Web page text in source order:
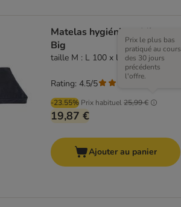
Matelas hygiénique Mister
Big
taille M : L 100 x l 70 x H 4 cm
-23.55% Prix habituel25,99 €
Prix le plus bas
pratiqué au cours
des 30 jours
précédents
l'offre.
19,87 €
Rating: 4.5/5
Ajouter au panier